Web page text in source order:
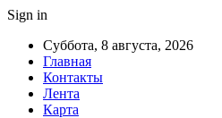
Sign in
Суббота, 8 августа, 2026
Главная
Контакты
Лента
Карта